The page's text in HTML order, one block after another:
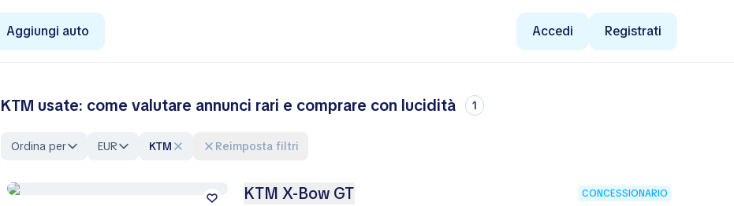
Aggiungi auto Accedi Registrati
KTM usate: come valutare annunci rari e comprare con lucidità 1
Ordina per EUR KTM Reimposta filtri
KTM X-Bow GT CONCESSIONARIO